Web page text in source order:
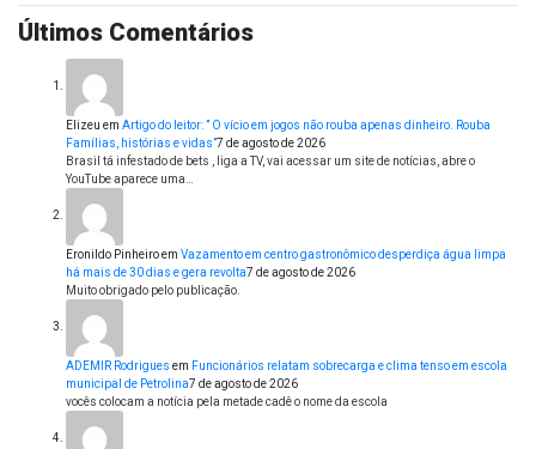
Últimos Comentários
Elizeu em Artigo do leitor: ” O vício em jogos não rouba apenas dinheiro. Rouba
Famílias, histórias e vidas”7 de agosto de 2026
Brasil tá infestado de bets , liga a TV, vai acessar um site de notícias, abre o
YouTube aparece uma…
Eronildo Pinheiroem Vazamento em centro gastronômico desperdiça água limpa
há mais de 30 dias e gera revolta7 de agosto de 2026
Muito obrigado pelo publicação.
ADEMIR Rodrigues em Funcionários relatam sobrecarga e clima tenso em escola
municipal de Petrolina7 de agosto de 2026
vocês colocam a notícia pela metade cadê o nome da escola